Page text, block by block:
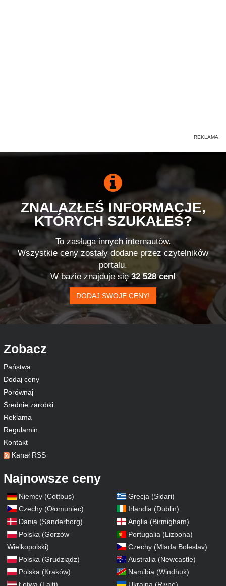
ZNALAZŁEŚ INFORMACJE,
KTÓRYCH SZUKAŁEŚ?
To zasługa innych internautów.
Wszystkie ceny zostały dodane przez czytelników
portalu.
W bazie znajduje się32 528 cen!
DODAJ SWOJE CENY!
Zobacz
Państwa
Dodaj ceny
Porównaj
Średnie zarobki
Reklama
Regulamin
Kontakt
Kanał RSS
Najnowsze ceny
Niemcy (Cottbus)
Czechy (Ołomuniec)
Dania (Sønderborg)
Polska (Gorzów
Wielkopolski)
Polska (Grudziądz)
Polska (Kraków)
Grecja (Sidari)
Irlandia (Dublin)
Anglia (Birmigham)
Portugalia (Lizbona)
Czechy (Mlada Boleslav)
Australia (Newcastle)
Namibia (Windhuk)